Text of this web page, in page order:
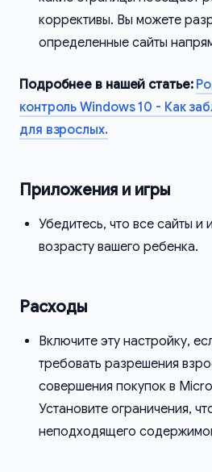
коррективы. Вы можете
определенные сайты
Подробнее в нашей статье:
контроль Windows 10 - Как
для взрослых.
Приложения и игры
Убедитесь, что все сайты и
возрасту вашего ребенка.
Расходы
Включите эту настройку,
требовать разрешения
совершения покупок в
Установите ограничения,
неподходящего